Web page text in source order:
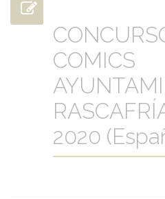
COMICS
2020